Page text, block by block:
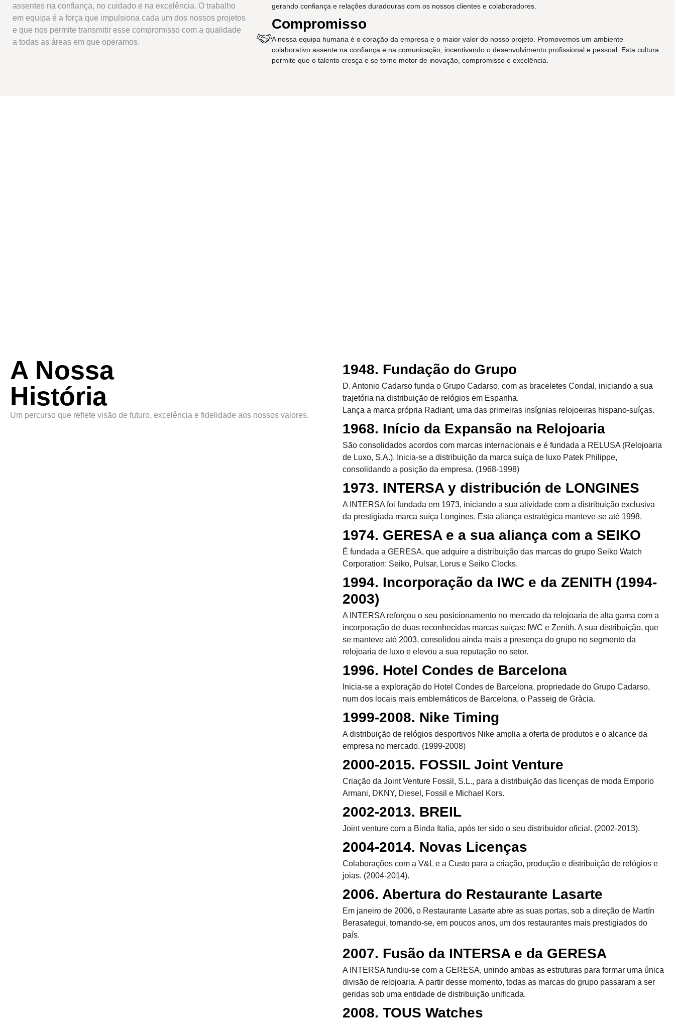
assentes na confiança, no cuidado e na excelência. O trabalho
em equipa é a força que impulsiona cada um dos nossos projetos
e que nos permite transmitir esse compromisso com a qualidade
a todas as áreas em que operamos.
gerando confiança e relações duradouras com os nossos clientes e colaboradores.
Compromisso
A nossa equipa humana é o coração da empresa e o maior valor do nosso projeto. Promovemos um ambiente
colaborativo assente na confiança e na comunicação, incentivando o desenvolvimento profissional e pessoal. Esta cultura
permite que o talento cresça e se torne motor de inovação, compromisso e excelência.
A Nossa
História
Um percurso que reflete visão de futuro, excelência e fidelidade aos nossos valores.
1948. Fundação do Grupo
D. Antonio Cadarso funda o Grupo Cadarso, com as braceletes Condal, iniciando a sua
trajetória na distribuição de relógios em Espanha.
Lança a marca própria Radiant, uma das primeiras insígnias relojoeiras hispano-suíças.
1968. Início da Expansão na Relojoaria
São consolidados acordos com marcas internacionais e é fundada a RELUSA (Relojoaria
de Luxo, S.A.). Inicia-se a distribuição da marca suíça de luxo Patek Philippe,
consolidando a posição da empresa. (1968-1998)
1973. INTERSA y distribución de LONGINES
A INTERSA foi fundada em 1973, iniciando a sua atividade com a distribuição exclusiva
da prestigiada marca suíça Longines. Esta aliança estratégica manteve-se até 1998.
1974. GERESA e a sua aliança com a SEIKO
É fundada a GERESA, que adquire a distribuição das marcas do grupo Seiko Watch
Corporation: Seiko, Pulsar, Lorus e Seiko Clocks.
1994. Incorporação da IWC e da ZENITH (1994-
2003)
A INTERSA reforçou o seu posicionamento no mercado da relojoaria de alta gama com a
incorporação de duas reconhecidas marcas suíças: IWC e Zenith. A sua distribuição, que
se manteve até 2003, consolidou ainda mais a presença do grupo no segmento da
relojoaria de luxo e elevou a sua reputação no setor.
1996. Hotel Condes de Barcelona
Inicia-se a exploração do Hotel Condes de Barcelona, propriedade do Grupo Cadarso,
num dos locais mais emblemáticos de Barcelona, o Passeig de Gràcia.
1999-2008. Nike Timing
A distribuição de relógios desportivos Nike amplia a oferta de produtos e o alcance da
empresa no mercado. (1999-2008)
2000-2015. FOSSIL Joint Venture
Criação da Joint Venture Fossil, S.L., para a distribuição das licenças de moda Emporio
Armani, DKNY, Diesel, Fossil e Michael Kors.
2002-2013. BREIL
Joint venture com a Binda Italia, após ter sido o seu distribuidor oficial. (2002-2013).
2004-2014. Novas Licenças
Colaborações com a V&L e a Custo para a criação, produção e distribuição de relógios e
joias. (2004-2014).
2006. Abertura do Restaurante Lasarte
Em janeiro de 2006, o Restaurante Lasarte abre as suas portas, sob a direção de Martín
Berasategui, tornando-se, em poucos anos, um dos restaurantes mais prestigiados do
país.
2007. Fusão da INTERSA e da GERESA
A INTERSA fundiu-se com a GERESA, unindo ambas as estruturas para formar uma única
divisão de relojoaria. A partir desse momento, todas as marcas do grupo passaram a ser
geridas sob uma entidade de distribuição unificada.
2008. TOUS Watches